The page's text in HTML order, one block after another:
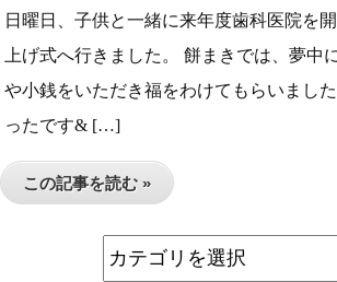
日曜日、子供と一緒に来年度歯科医院を
上げ式へ行きました。 餅まきでは、夢中
や小銭をいただき福をわけてもらいました
ったです& […]
この記事を読む »